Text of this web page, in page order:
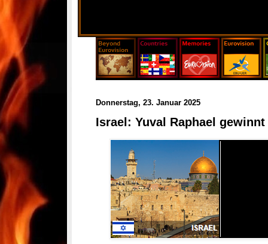
Donnerstag, 23. Januar 2025
Israel: Yuval Raphael